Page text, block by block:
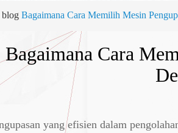
blog Bagaimana Cara Memilih Mesin
Bagaimana Cara
yang efisien dalam